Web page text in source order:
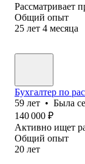
Рассматривает
Общий опыт
25 лет 4 месяца
Бухгалтер по
59 лет • Была
140 000 ₽
Активно ищет
Общий опыт
20 лет